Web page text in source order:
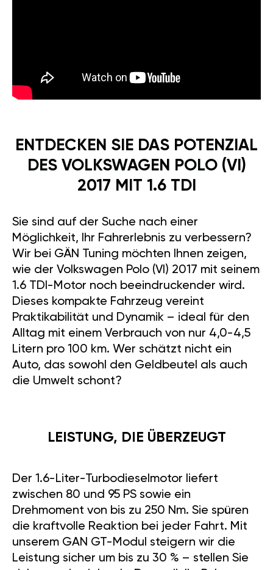
ENTDECKEN SIE DAS POTENZIAL
DES VOLKSWAGEN POLO (VI)
2017 MIT 1.6 TDI
Sie sind auf der Suche nach einer
Möglichkeit, Ihr Fahrerlebnis zu verbessern?
Wir bei GÄN Tuning möchten Ihnen zeigen,
wie der Volkswagen Polo (VI) 2017 mit seinem
1.6 TDI-Motor noch beeindruckender wird.
Dieses kompakte Fahrzeug vereint
Praktikabilität und Dynamik – ideal für den
Alltag mit einem Verbrauch von nur 4,0-4,5
Litern pro 100 km. Wer schätzt nicht ein
Auto, das sowohl den Geldbeutel als auch
die Umwelt schont?
LEISTUNG, DIE ÜBERZEUGT
Der 1.6-Liter-Turbodieselmotor liefert
zwischen 80 und 95 PS sowie ein
Drehmoment von bis zu 250 Nm. Sie spüren
die kraftvolle Reaktion bei jeder Fahrt. Mit
unserem GAN GT-Modul steigern wir die
Leistung sicher um bis zu 30 % – stellen Sie